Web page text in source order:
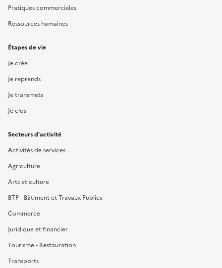
Pratiques commerciales
Ressources humaines
Étapes de vie
Je crée
Je reprends
Je transmets
Je clos
Secteurs d'activité
Activités de services
Agriculture
Arts et culture
BTP - Bâtiment et Travaux Publics
Commerce
Juridique et financier
Tourisme - Restauration
Transports